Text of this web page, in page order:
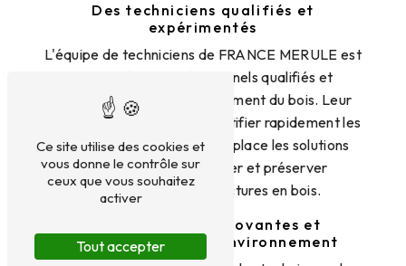
Des techniciens qualifiés et
expérimentés
L'équipe de techniciens de FRANCE MERULE est
composée de professionnels qualifiés et
expérimentés dans le traitement du bois. Leur
expertise leur permet d'identifier rapidement les
problèmes et de mettre en place les solutions
adéquates pour protéger et préserver
efficacement vos structures en bois.
Des techniques innovantes et
respectueuses de l'environnement
Ce site utilise des cookies et
vous donne le contrôle sur
ceux que vous souhaitez
activer
Tout accepter